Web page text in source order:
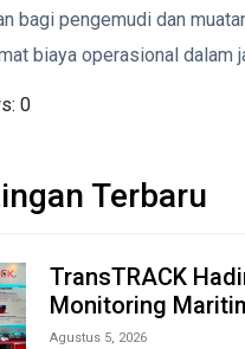
bagi pengemudi dan
biaya operasional dalam
0
Terbaru
TransTRACK
Monitoring
Berbasis AI & IoT
Agustus 5, 2026